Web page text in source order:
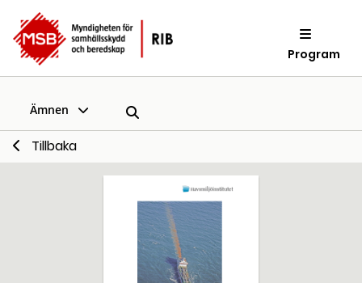
Program
Ämnen
Tillbaka